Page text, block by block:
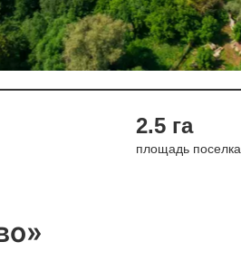
2.5 га
площадь поселка